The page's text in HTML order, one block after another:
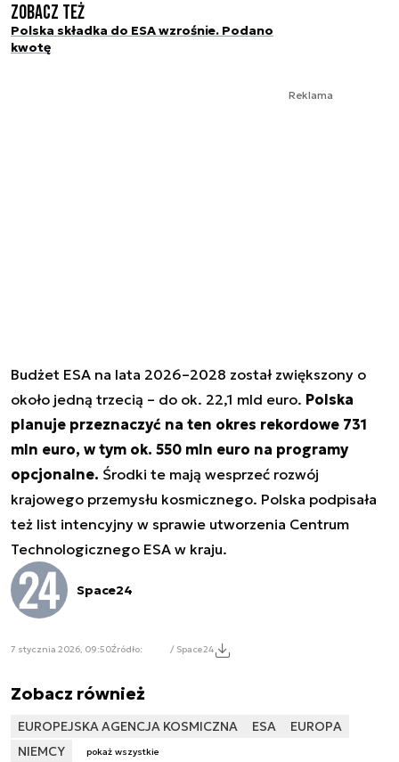
Zobacz też
Polska składka do ESA wzrośnie. Podano
kwotę
Reklama
Budżet ESA na lata 2026–2028 został zwiększony o
około jedną trzecią – do ok. 22,1 mld euro. Polska
planuje przeznaczyć na ten okres rekordowe 731
mln euro, w tym ok. 550 mln euro na programy
opcjonalne. Środki te mają wesprzeć rozwój
krajowego przemysłu kosmicznego. Polska podpisała
też list intencyjny w sprawie utworzenia Centrum
Technologicznego ESA w kraju.
Space24
7 stycznia 2026, 09:50Źródło: / Space24
Zobacz również
EUROPEJSKA AGENCJA KOSMICZNA ESA
EUROPA
NIEMCY
pokaż wszystkie